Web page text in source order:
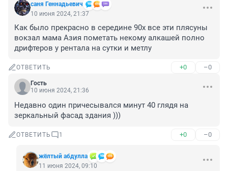
саня Геннадьевич
10 июня 2024, 21:37
Как было прекрасно в середине 90х все эти плясуны
вокзал мама Азия пометать некому алкашей полно
дрифтеров у рентала на сутки и метлу
ОТВЕТИТЬ +0 –0
Гость
10 июня 2024, 21:36
Недавно один причесывался минут 40 глядя на
зеркальный фасад здания )))
ОТВЕТИТЬ 1 +0 –0
жёлтый абдулла
11 июня 2024, 09:10